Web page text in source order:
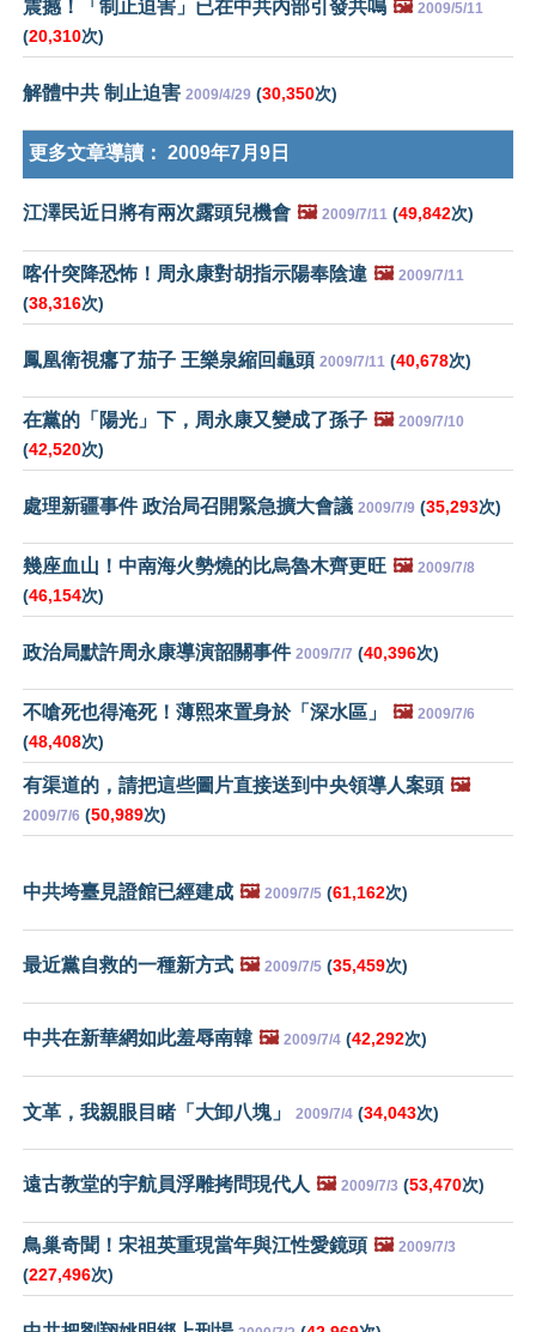
震撼！「制止迫害」已在中共內部引發共鳴 🖼️ 2009/5/11
(20,310次)
解體中共 制止迫害 2009/4/29 (30,350次)
更多文章導讀： 2009年7月9日
江澤民近日將有兩次露頭兒機會 🖼️ 2009/7/11 (49,842次)
喀什突降恐怖！周永康對胡指示陽奉陰違 🖼️ 2009/7/11
(38,316次)
鳳凰衛視癟了茄子 王樂泉縮回龜頭 2009/7/11 (40,678次)
在黨的「陽光」下，周永康又變成了孫子 🖼️ 2009/7/10
(42,520次)
處理新疆事件 政治局召開緊急擴大會議 2009/7/9 (35,293次)
幾座血山！中南海火勢燒的比烏魯木齊更旺 🖼️ 2009/7/8
(46,154次)
政治局默許周永康導演韶關事件 2009/7/7 (40,396次)
不嗆死也得淹死！薄熙來置身於「深水區」 🖼️ 2009/7/6
(48,408次)
有渠道的，請把這些圖片直接送到中央領導人案頭 🖼️
2009/7/6 (50,989次)
中共垮臺見證館已經建成 🖼️ 2009/7/5 (61,162次)
最近黨自救的一種新方式 🖼️ 2009/7/5 (35,459次)
中共在新華網如此羞辱南韓 🖼️ 2009/7/4 (42,292次)
文革，我親眼目睹「大卸八塊」 2009/7/4 (34,043次)
遠古教堂的宇航員浮雕拷問現代人 🖼️ 2009/7/3 (53,470次)
鳥巢奇聞！宋祖英重現當年與江性愛鏡頭 🖼️ 2009/7/3
(227,496次)